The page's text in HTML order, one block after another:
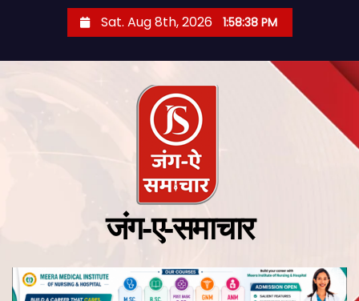
Sat. Aug 8th, 2026 1:58:40 PM
जंग-ए-समाचार